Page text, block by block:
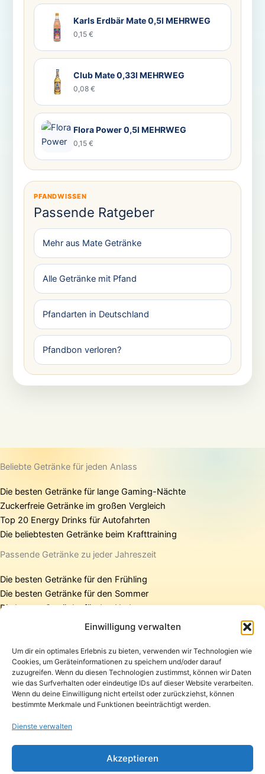
Einwilligung verwalten
Um dir ein optimales Erlebnis zu bieten, verwenden wir Technologien wie
Cookies, um Geräteinformationen zu speichern und/oder darauf
zuzugreifen. Wenn du diesen Technologien zustimmst, können wir Daten
wie das Surfverhalten oder eindeutige IDs auf dieser Website verarbeiten.
Wenn du deine Einwilligung nicht erteilst oder zurückziehst, können
bestimmte Merkmale und Funktionen beeinträchtigt werden.
Dienste verwalten
Akzeptieren
Karls Erdbär Mate 0,5l MEHRWEG
0,15 €
Club Mate 0,33l MEHRWEG
0,08 €
Flora Power 0,5l MEHRWEG
0,15 €
PFANDWISSEN
Passende Ratgeber
Mehr aus Mate Getränke
Alle Getränke mit Pfand
Pfandarten in Deutschland
Pfandbon verloren?
Beliebte Getränke für jeden Anlass
Die besten Getränke für lange Gaming-Nächte
Zuckerfreie Getränke im großen Vergleich
Top 20 Energy Drinks für Autofahrten
Die beliebtesten Getränke beim Krafttraining
Passende Getränke zu jeder Jahreszeit
Die besten Getränke für den Frühling
Die besten Getränke für den Sommer
Die besten Getränke für den Herbst
Die besten Getränke für den Winter
Startseite
Presse
Kontakt / Support
Datenschutzerklärung
Copyright © 2026 Pfandpirat | Präsentiert vonZimmermanns
Internet & PR-Beratung